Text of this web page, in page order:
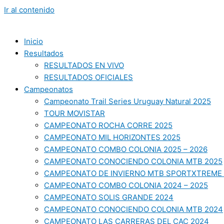
Ir al contenido
Inicio
Resultados
RESULTADOS EN VIVO
RESULTADOS OFICIALES
Campeonatos
Campeonato Trail Series Uruguay Natural 2025
TOUR MOVISTAR
CAMPEONATO ROCHA CORRE 2025
CAMPEONATO MIL HORIZONTES 2025
CAMPEONATO COMBO COLONIA 2025 – 2026
CAMPEONATO CONOCIENDO COLONIA MTB 2025
CAMPEONATO DE INVIERNO MTB
CAMPEONATO COMBO COLONIA 2024 – 2025
CAMPEONATO SOLIS GRANDE 2024
CAMPEONATO CONOCIENDO COLONIA MTB 2024
CAMPEONATO LAS CARRERAS DEL CAC 2024